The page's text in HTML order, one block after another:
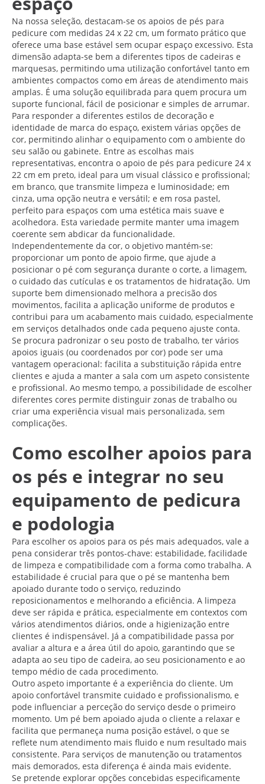
Na nossa seleção, destacam-se os apoios de pés para
pedicure com medidas 24 x 22 cm, um formato prático que
oferece uma base estável sem ocupar espaço excessivo. Esta
dimensão adapta-se bem a diferentes tipos de cadeiras e
marquesas, permitindo uma utilização confortável tanto em
ambientes compactos como em áreas de atendimento mais
amplas. É uma solução equilibrada para quem procura um
suporte funcional, fácil de posicionar e simples de arrumar.
Para responder a diferentes estilos de decoração e
identidade de marca do espaço, existem várias opções de
cor, permitindo alinhar o equipamento com o ambiente do
seu salão ou gabinete. Entre as escolhas mais
representativas, encontra o apoio de pés para pedicure 24 x
22 cm em preto, ideal para um visual clássico e profissional;
em branco, que transmite limpeza e luminosidade; em
cinza, uma opção neutra e versátil; e em rosa pastel,
perfeito para espaços com uma estética mais suave e
acolhedora. Esta variedade permite manter uma imagem
coerente sem abdicar da funcionalidade.
Independentemente da cor, o objetivo mantém-se:
proporcionar um ponto de apoio firme, que ajude a
posicionar o pé com segurança durante o corte, a limagem,
o cuidado das cutículas e os tratamentos de hidratação. Um
suporte bem dimensionado melhora a precisão dos
movimentos, facilita a aplicação uniforme de produtos e
contribui para um acabamento mais cuidado, especialmente
em serviços detalhados onde cada pequeno ajuste conta.
Se procura padronizar o seu posto de trabalho, ter vários
apoios iguais (ou coordenados por cor) pode ser uma
vantagem operacional: facilita a substituição rápida entre
clientes e ajuda a manter a sala com um aspeto consistente
e profissional. Ao mesmo tempo, a possibilidade de escolher
diferentes cores permite distinguir zonas de trabalho ou
criar uma experiência visual mais personalizada, sem
complicações.
Como escolher apoios para
os pés e integrar no seu
equipamento de pedicura
e podologia
Para escolher os apoios para os pés mais adequados, vale a
pena considerar três pontos-chave: estabilidade, facilidade
de limpeza e compatibilidade com a forma como trabalha. A
estabilidade é crucial para que o pé se mantenha bem
apoiado durante todo o serviço, reduzindo
reposicionamentos e melhorando a eficiência. A limpeza
deve ser rápida e prática, especialmente em contextos com
vários atendimentos diários, onde a higienização entre
clientes é indispensável. Já a compatibilidade passa por
avaliar a altura e a área útil do apoio, garantindo que se
adapta ao seu tipo de cadeira, ao seu posicionamento e ao
tempo médio de cada procedimento.
Outro aspeto importante é a experiência do cliente. Um
apoio confortável transmite cuidado e profissionalismo, e
pode influenciar a perceção do serviço desde o primeiro
momento. Um pé bem apoiado ajuda o cliente a relaxar e
facilita que permaneça numa posição estável, o que se
reflete num atendimento mais fluido e num resultado mais
consistente. Para serviços de manutenção ou tratamentos
mais demorados, esta diferença é ainda mais evidente.
Se pretende explorar opções concebidas especificamente